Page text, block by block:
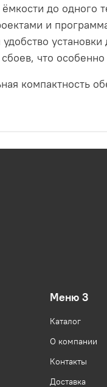
до одного
и
что
компактность
Меню 3
Каталог
О компании
Контакты
Доставка